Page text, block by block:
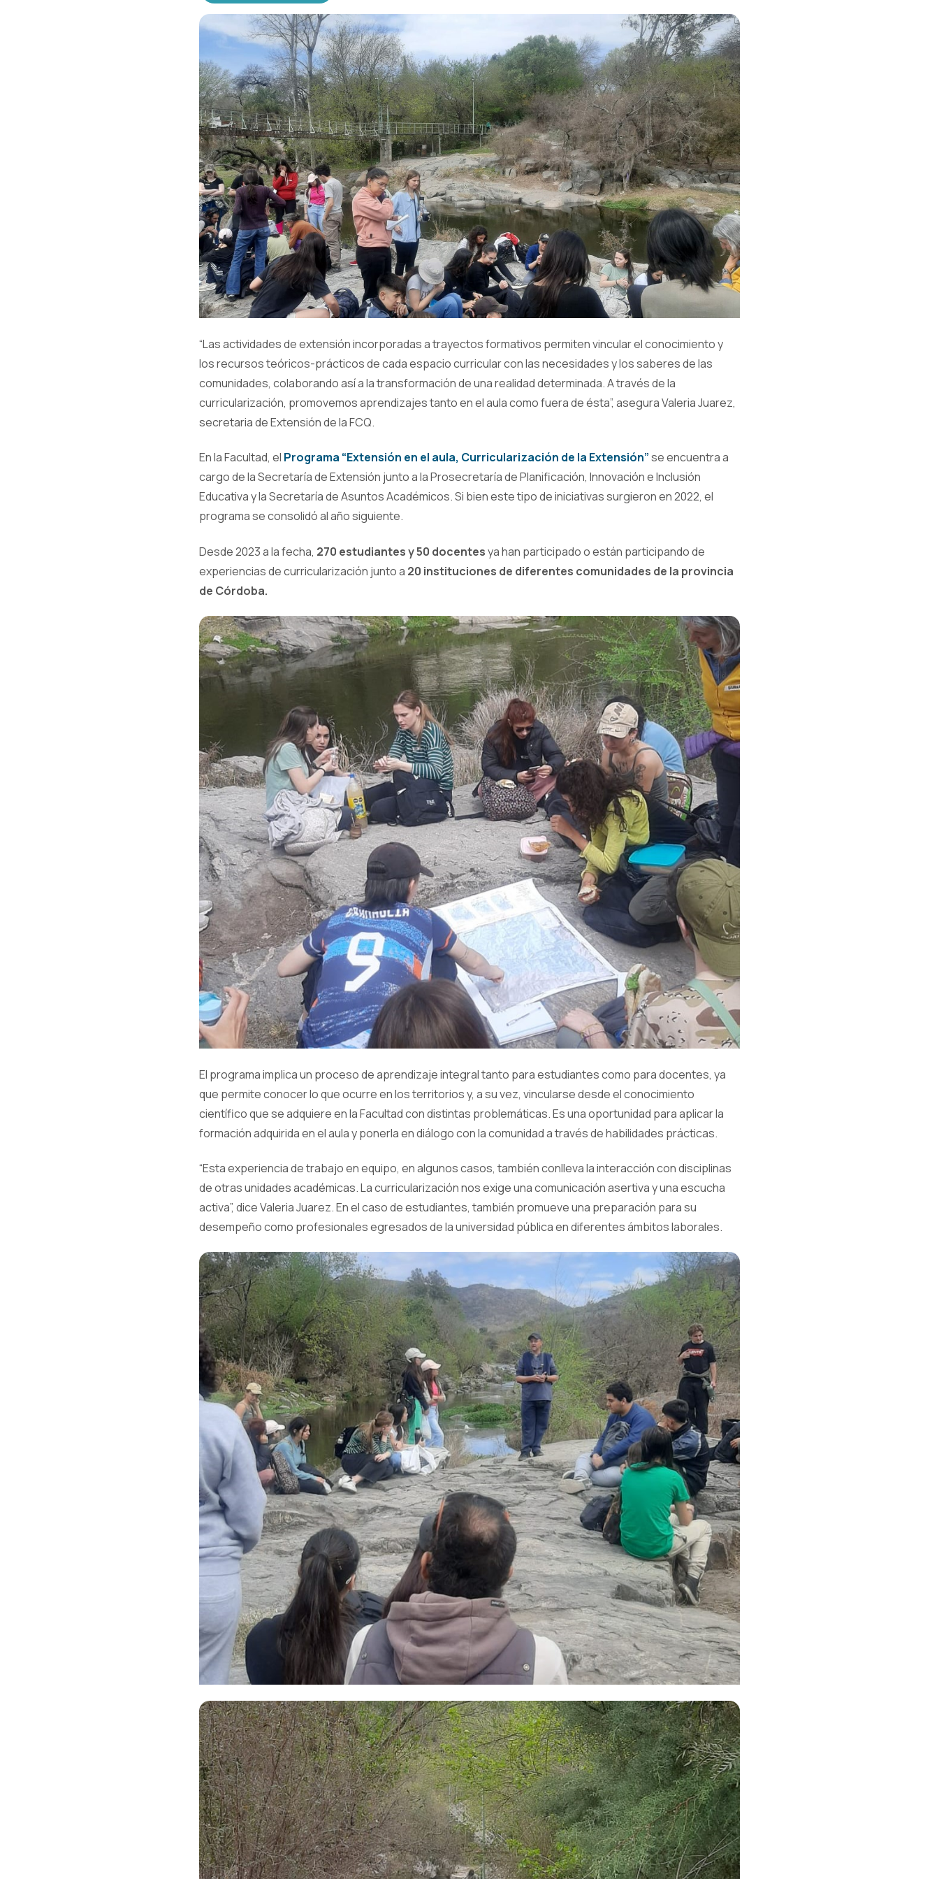
“Las actividades de extensión incorporadas a trayectos formativos permiten vincular el conocimiento y
los recursos teóricos-prácticos de cada espacio curricular con las necesidades y los saberes de las
comunidades, colaborando así a la transformación de una realidad determinada. A través de la
curricularización, promovemos aprendizajes tanto en el aula como fuera de ésta”, asegura Valeria Juarez,
secretaria de Extensión de la FCQ.
En la Facultad, el Programa “Extensión en el aula, Curricularización de la Extensión”se encuentra a
cargo de la Secretaría de Extensión junto a la Prosecretaría de Planificación, Innovación e Inclusión
Educativa y la Secretaría de Asuntos Académicos. Si bien este tipo de iniciativas surgieron en 2022, el
programa se consolidó al año siguiente.
Desde 2023 a la fecha, 270 estudiantes y 50 docentesya han participado o están participando de
experiencias de curricularización junto a 20 instituciones de diferentes comunidades de la provincia
de Córdoba.
El programa implica un proceso de aprendizaje integral tanto para estudiantes como para docentes, ya
que permite conocer lo que ocurre en los territorios y, a su vez, vincularse desde el conocimiento
científico que se adquiere en la Facultad con distintas problemáticas. Es una oportunidad para aplicar la
formación adquirida en el aula y ponerla en diálogo con la comunidad a través de habilidades prácticas.
“Esta experiencia de trabajo en equipo, en algunos casos, también conlleva la interacción con disciplinas
de otras unidades académicas. La curricularización nos exige una comunicación asertiva y una escucha
activa”, dice Valeria Juarez. En el caso de estudiantes, también promueve una preparación para su
desempeño como profesionales egresados de la universidad pública en diferentes ámbitos laborales.